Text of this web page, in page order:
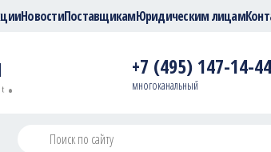
НовостиПоставщикамЮридическим лицам
+7 (495) 147-14-44
многоканальный